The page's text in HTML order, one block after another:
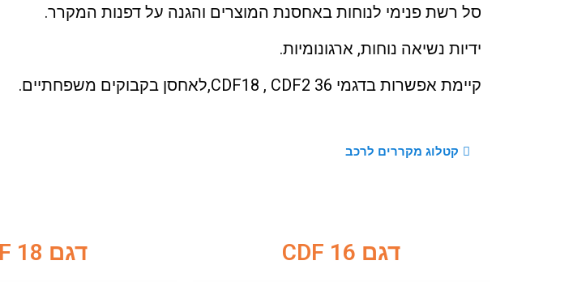
סל רשת פנימי לנוחות באחסנת המוצרים והגנה על דפנות המקרר.
ידיות נשיאה נוחות, ארגונומיות.
קיימת אפשרות בדגמי CDF18 , CDF2 36,לאחסן בקבוקים משפחתיים.
קטלוג מקררים לרכב
דגם CDF 16 דגם CDF 18